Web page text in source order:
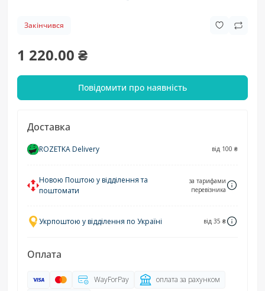
Закінчився
1 220.00 ₴
Повідомити про наявність
Доставка
ROZETKA Delivery від 100 ₴
Новою Поштою у відділення та
поштомати
за тарифами
перевізника
Укрпоштою у відділення по Україні від 35 ₴
Оплата
WayForPay
оплата за рахунком